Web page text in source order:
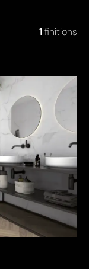
1 finitions